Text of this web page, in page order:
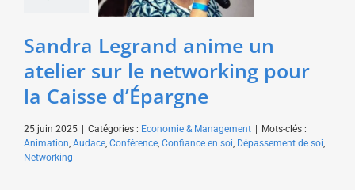
Economie & Management
Sandra Legrand anime un
atelier sur le networking pour
la Caisse d’Épargne
25 juin 2025 Catégories : Economie & Management
Mots-clés :
Animation, Audace, Conférence, Confiance en soi, Dépassement de soi,
Networking